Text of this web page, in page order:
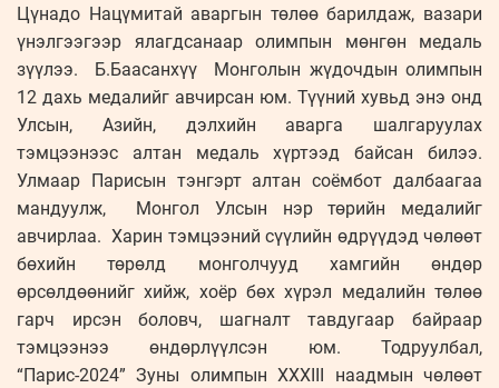
Цүнадо Нацүмитай аваргын төлөө барилдаж, вазари
үнэлгээгээр ялагдсанаар олимпын мөнгөн медаль
зүүлээ. Б.Баасанхүү Монголын жүдочдын олимпын
12 дахь медалийг авчирсан юм. Түүний хувьд энэ онд
Улсын, Азийн, дэлхийн аварга шалгаруулах
тэмцээнээс алтан медаль хүртээд байсан билээ.
Улмаар Парисын тэнгэрт алтан соёмбот далбаагаа
мандуулж, Монгол Улсын нэр төрийн медалийг
авчирлаа. Харин тэмцээний сүүлийн өдрүүдэд чөлөөт
бөхийн төрөлд монголчууд хамгийн өндөр
өрсөлдөөнийг хийж, хоёр бөх хүрэл медалийн төлөө
гарч ирсэн боловч, шагналт тавдугаар байраар
тэмцээнээ өндөрлүүлсэн юм. Тодруулбал,
“Парис-2024” Зуны олимпын ХХХIII наадмын чөлөөт